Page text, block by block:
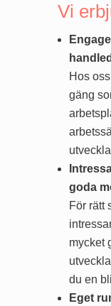
Vi
Hos
gäng
goda
För rätt
mycket
du en
Eget